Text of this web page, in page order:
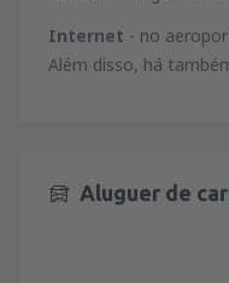
Internet - no
Além disso, há
Aluguer de